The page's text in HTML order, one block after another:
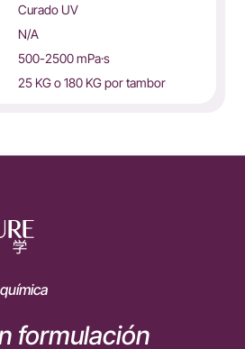
Curado UV
N/A
500-2500 mPa·s
25 KG o 180 KG por tambor
formulación